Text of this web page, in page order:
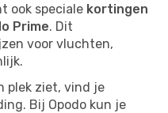
ook speciale kortingen
Prime. Dit
voor vluchten,
plek ziet, vind je
Bij Opodo kun je